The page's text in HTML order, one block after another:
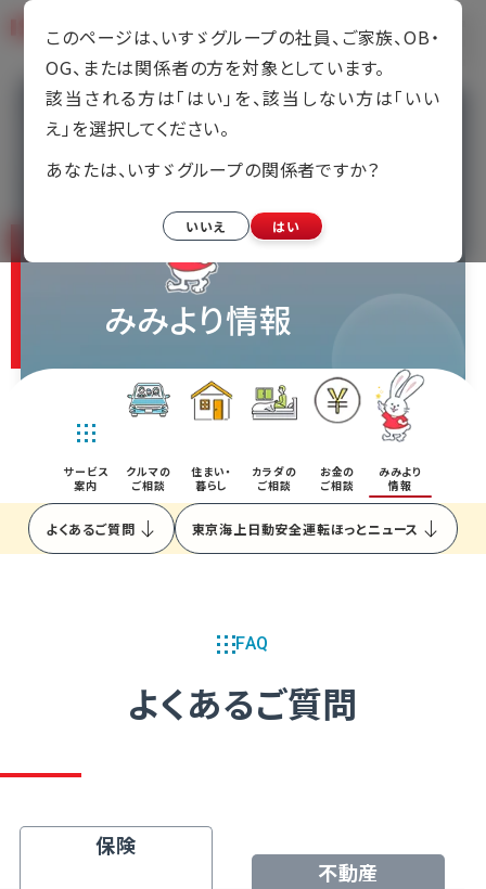
アクセス
事業紹介
不動産事業
設計事業
建設事業
住まい・暮らしのご相談
提携企業一覧
みみより情報
サービス
案内
クルマの
ご相談
住まい・
暮らし
カラダの
ご相談
お金の
ご相談
みみより
情報
よくあるご質問 東京海上日動安全運転ほっとニュース
FAQ
よくあるご質問
保険
不動産
このページは、いすゞグループの社員、ご家族、OB・
OG、または関係者の方を対象としています。
該当される方は「はい」を、該当しない方は「いい
え」を選択してください。
あなたは、いすゞグループの関係者ですか？
いいえ はい